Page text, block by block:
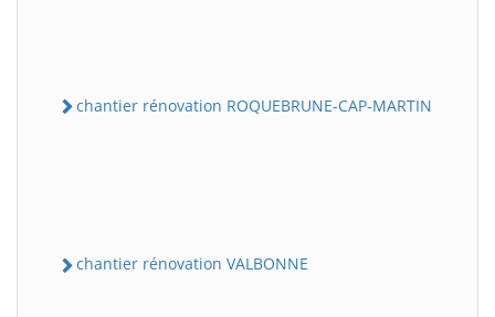
chantier rénovation ROQUEBRUNE-CAP-MARTIN
chantier rénovation VALBONNE